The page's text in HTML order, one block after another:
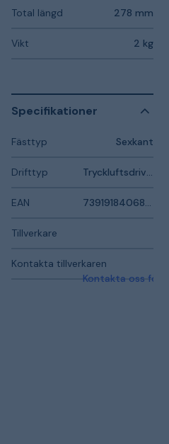
Total längd 278 mm
Vikt 2 kg
Specifikationer
Fästtyp Sexkant
Drifttyp
EAN
Tillverkare
Kontakta tillverkaren
Kontakta oss för